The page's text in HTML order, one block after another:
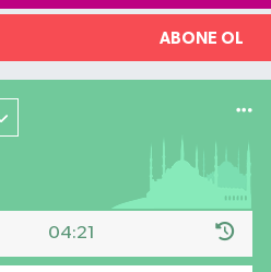
ABONE OL
04:21